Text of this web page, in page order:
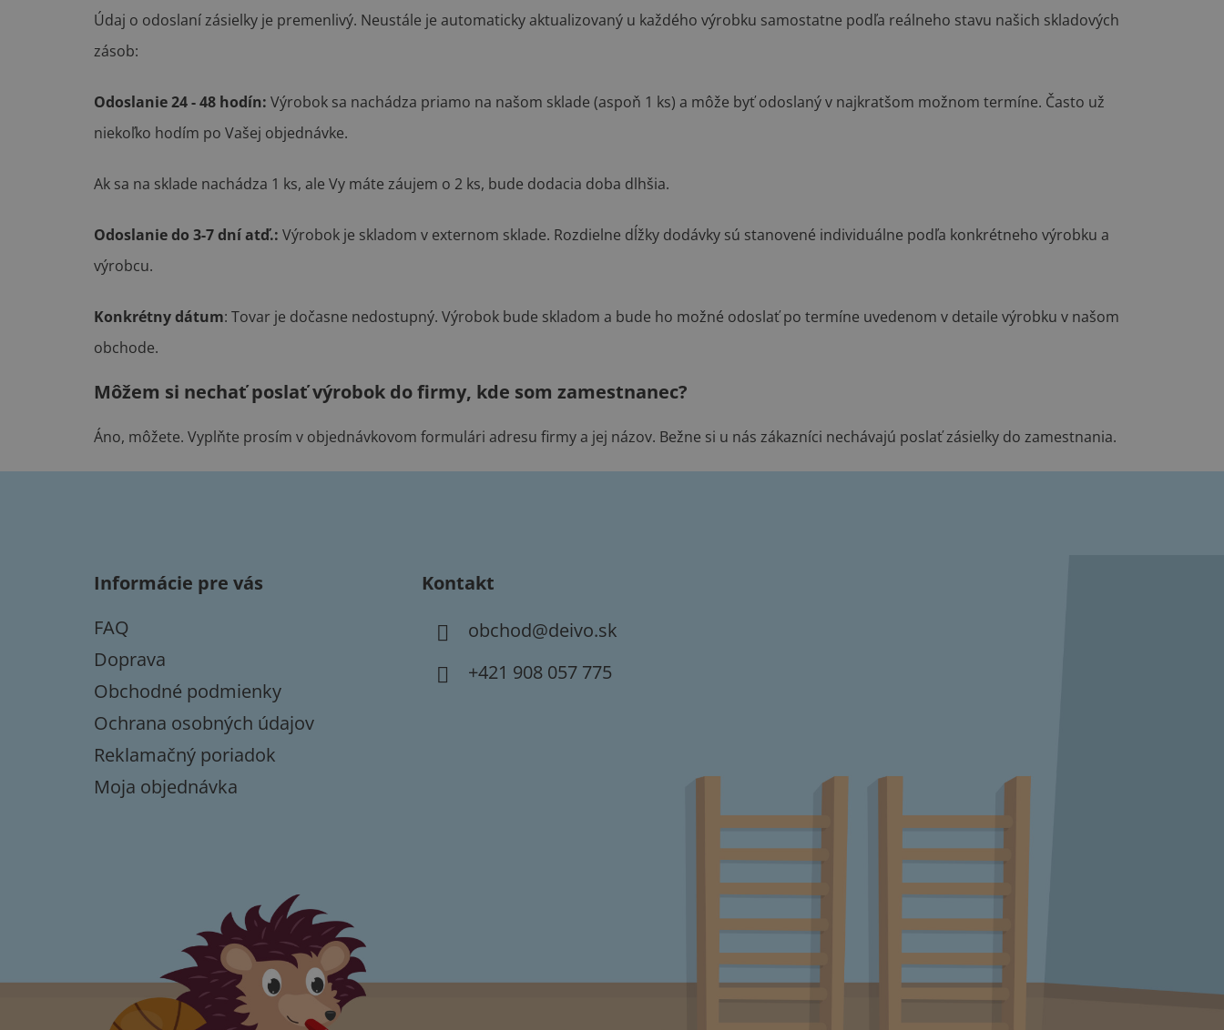
Údaj o odoslaní zásielky je premenlivý. Neustále je automaticky aktualizovaný u každého výrobku samostatne podľa reálneho stavu našich skladových
zásob:
Odoslanie 24 - 48 hodín: Výrobok sa nachádza priamo na našom sklade (aspoň 1 ks) a môže byť odoslaný v najkratšom možnom termíne. Často už
niekoľko hodím po Vašej objednávke.
Ak sa na sklade nachádza 1 ks, ale Vy máte záujem o 2 ks, bude dodacia doba dlhšia.
Odoslanie do 3-7 dní atď.: Výrobok je skladom v externom sklade. Rozdielne dĺžky dodávky sú stanovené individuálne podľa konkrétneho výrobku a
výrobcu.
Konkrétny dátum: Tovar je dočasne nedostupný. Výrobok bude skladom a bude ho možné odoslať po termíne uvedenom v detaile výrobku v našom
obchode.
Môžem si nechať poslať výrobok do firmy, kde som zamestnanec?
Áno, môžete. Vyplňte prosím v objednávkovom formulári adresu firmy a jej názov. Bežne si u nás zákazníci nechávajú poslať zásielky do zamestnania.
Informácie pre vás
FAQ
Doprava
Obchodné podmienky
Ochrana osobných údajov
Reklamačný poriadok
Moja objednávka
Kontakt
obchod@deivo.sk
+421 908 057 775